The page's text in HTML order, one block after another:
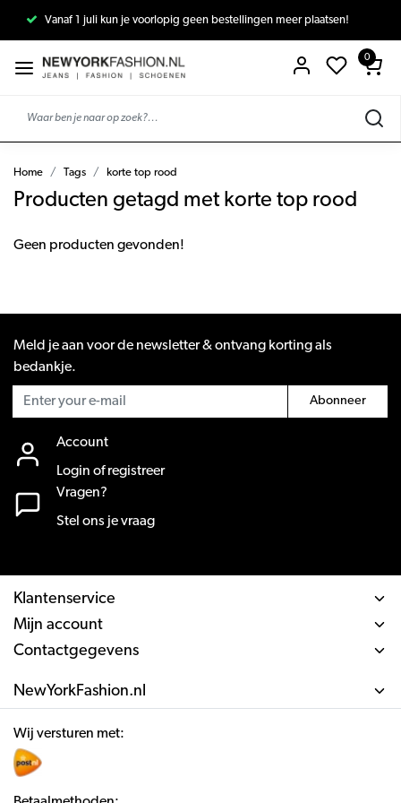
Vanaf 1 juli kun je voorlopig geen bestellingen meer plaatsen!
0
Home Tags korte top rood
Producten getagd met korte top rood
Geen producten gevonden!
Meld je aan voor de newsletter & ontvang korting als
bedankje.
Abonneer
Account
Login of registreer
Vragen?
Stel ons je vraag
Klantenservice
Mijn account
Contactgegevens
NewYorkFashion.nl
Wij versturen met: